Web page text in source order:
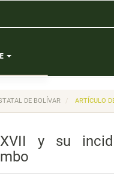
DE BOLÍVAR ARTÍCULO
y su